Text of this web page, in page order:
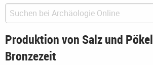
Produktion von Salz und
Bronzezeit